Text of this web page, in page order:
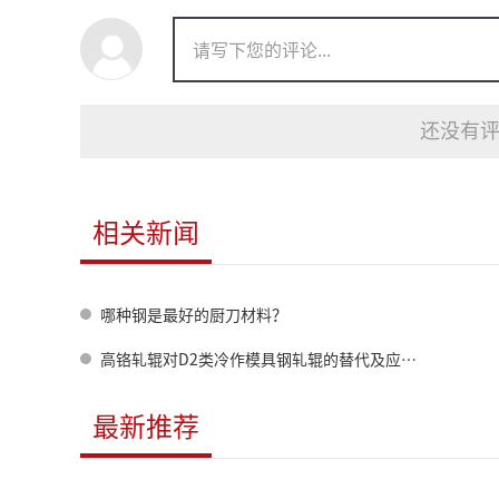
还没有
相关新闻
哪种钢是最好的厨刀材料？
高铬轧辊对D2类冷作模具钢轧辊的替代及应用拓展
最新推荐